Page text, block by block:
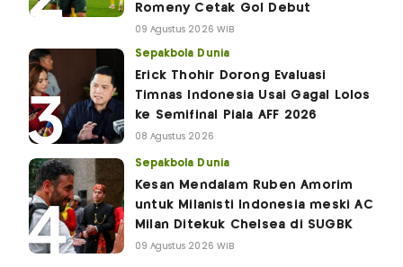
Romeny Cetak Gol Debut
09 Agustus 2026 WIB
Sepakbola Dunia
Erick Thohir Dorong Evaluasi
Timnas Indonesia Usai Gagal Lolos
ke Semifinal Piala AFF 2026
08 Agustus 2026
Sepakbola Dunia
Kesan Mendalam Ruben Amorim
untuk Milanisti Indonesia meski AC
Milan Ditekuk Chelsea di SUGBK
09 Agustus 2026 WIB